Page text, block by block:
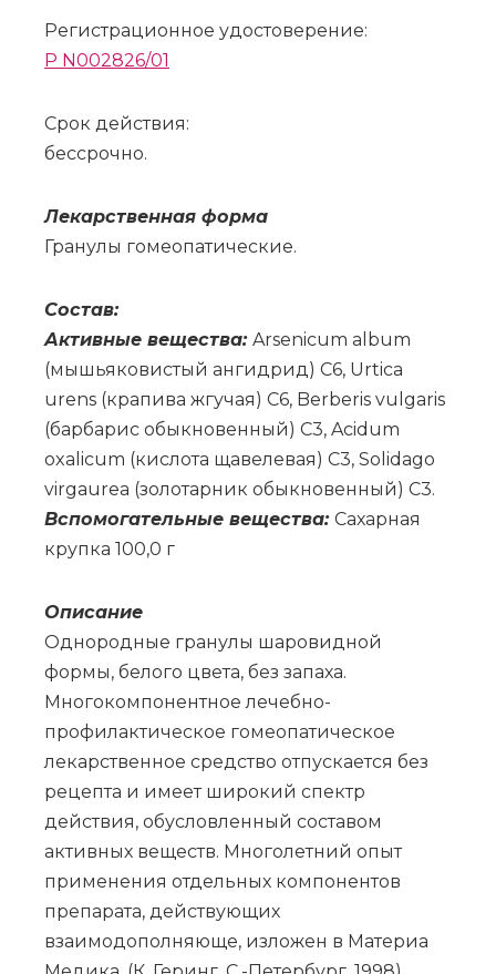
Регистрационное удостоверение:
P N002826/01
Срок действия:
бессрочно.
Ле­кар­ствен­ная фор­ма
Гра­ну­лы го­мео­па­ти­че­ские.
Со­став:
Ак­тив­ные ве­ще­ства: Arsenicum album
(мы­шья­ко­ви­стый ан­гид­рид) C6, Urtica
urens (кра­пи­ва жгу­чая) C6, Berberis vulgaris
(бар­ба­рис обык­но­вен­ный) С3, Acidum
oxalicum (кис­ло­та ща­ве­ле­вая) C3, Solidago
virgaurea (зо­ло­тар­ник обык­но­вен­ный) C3.
Вс­по­мо­га­тель­ные ве­ще­ства: Са­хар­ная
круп­ка 100,0 г
Опи­са­ние
Однородные гранулы шаровидной
формы, белого цвета, без запаха.
Многокомпонентное лечебно-
профилактическое гомеопатическое
лекарственное средство отпускается без
рецепта и имеет широкий спектр
действия, обусловленный составом
активных веществ. Многолетний опыт
применения отдельных компонентов
препарата, действующих
взаимодополняюще, изложен в Материа